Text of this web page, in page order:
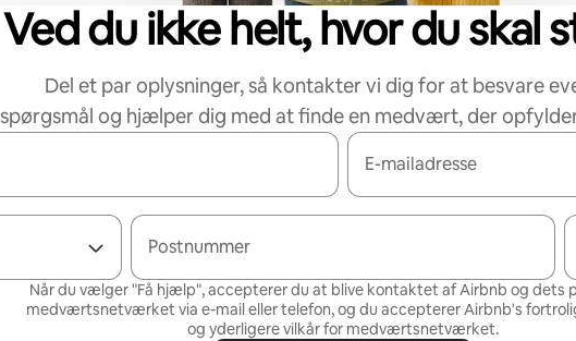
Ved du ikke helt, hvor du skal
Del et par oplysninger, så kontakter vi dig for at besvare
spørgsmål og hjælper dig med at finde en medvært, der
E-mailadresse
Postnummer
Når du vælger "Få hjælp", accepterer du at blive kontaktet af Airbnb og dets
medværtsnetværket via e-mail eller telefon, og du accepterer Airbnb's
og yderligere vilkår for medværtsnetværket.